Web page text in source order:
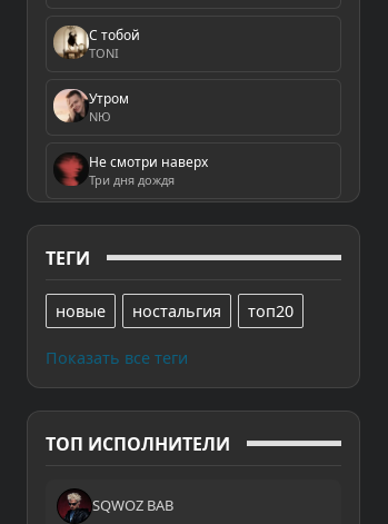
С тобой
TONI
Утром
NЮ
Не смотри наверх
Три дня дождя
ТЕГИ
новые ностальгия топ20
Показать все теги
ТОП ИСПОЛНИТЕЛИ
SQWOZ BAB